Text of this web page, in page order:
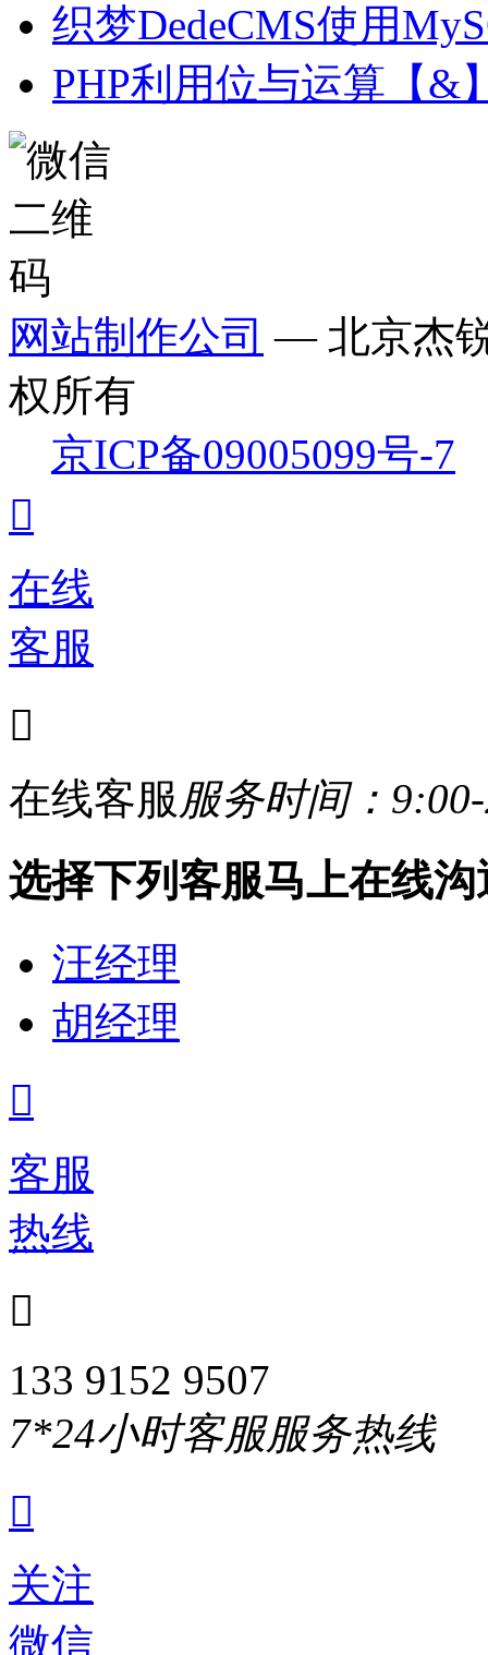
织梦DedeCMS使用
PHP利用位与运算【&
网站制作公司 — 北京杰
权所有
京ICP备09005099号-7

在线
客服

在线客服服务时间：
选择下列客服马上在线沟
汪经理
胡经理

客服
热线

133 9152 9507
7*24小时客服服务热线

关注
微信